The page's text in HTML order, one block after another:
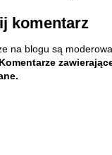
komentarz
na blogu są
Komentarze